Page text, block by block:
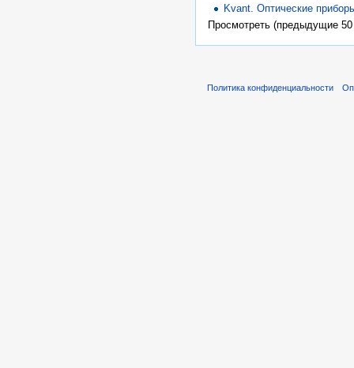
Kvant. Оптические
Просмотреть (предыдущие
Политика конфиденциальности